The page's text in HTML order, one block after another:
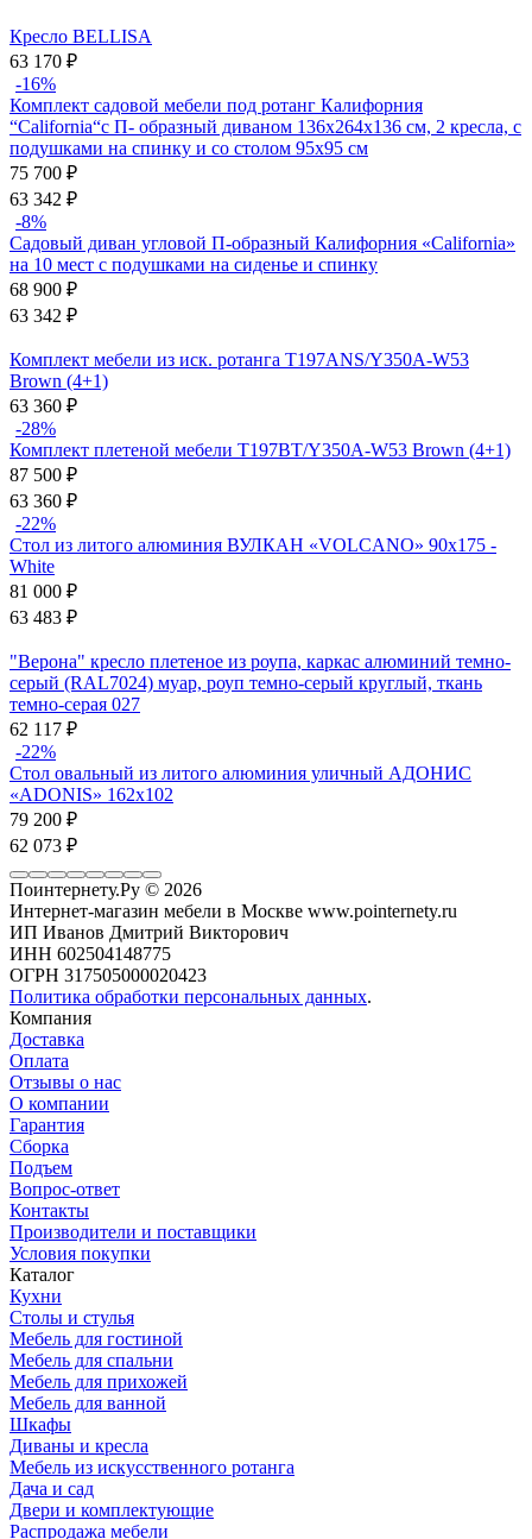
Кресло BELLISA
63 170 ₽
-16%
Комплект садовой мебели под ротанг Калифорния
“California“с П- образный диваном 136х264х136 см, 2 кресла, с
подушками на спинку и со столом 95х95 см
75 700 ₽
63 342 ₽
-8%
Садовый диван угловой П-образный Калифорния «California»
на 10 мест с подушками на сиденье и спинку
68 900 ₽
63 342 ₽
Комплект мебели из иск. ротанга T197ANS/Y350A-W53
Brown (4+1)
63 360 ₽
-28%
Комплект плетеной мебели T197BT/Y350A-W53 Brown (4+1)
87 500 ₽
63 360 ₽
-22%
Стол из литого алюминия ВУЛКАН «VOLCANO» 90х175 -
White
81 000 ₽
63 483 ₽
"Верона" кресло плетеное из роупа, каркас алюминий темно-
серый (RAL7024) муар, роуп темно-серый круглый, ткань
темно-серая 027
62 117 ₽
-22%
Стол овальный из литого алюминия уличный АДОНИС
«ADONIS» 162х102
79 200 ₽
62 073 ₽
Поинтернету.Ру © 2026
Интернет-магазин мебели в Москве www.pointernety.ru
ИП Иванов Дмитрий Викторович
ИНН 602504148775
ОГРН 317505000020423
Политика обработки персональных данных.
Компания
Доставка
Оплата
Отзывы о нас
О компании
Гарантия
Сборка
Подъем
Вопрос-ответ
Контакты
Производители и поставщики
Условия покупки
Каталог
Кухни
Столы и стулья
Мебель для гостиной
Мебель для спальни
Мебель для прихожей
Мебель для ванной
Шкафы
Диваны и кресла
Мебель из искусственного ротанга
Дача и сад
Двери и комплектующие
Распродажа мебели